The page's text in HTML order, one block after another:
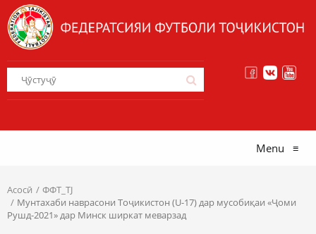
Menu ≡
Асосӣ
ФФТ_TJ
Мунтахаби наврасони Тоҷикистон (U-17) дар мусобиқаи «Ҷоми
Рушд-2021» дар Минск ширкат меварзад